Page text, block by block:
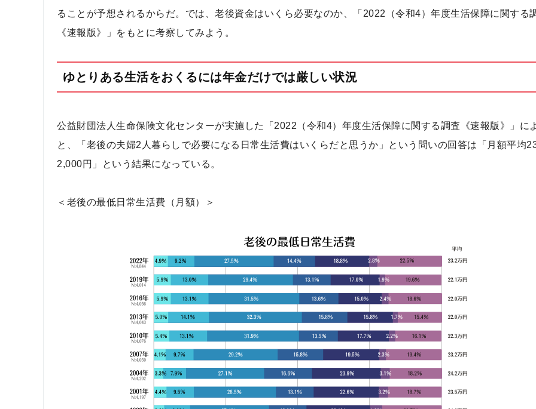
ることが予想されるからだ。では、老後資金はいくら必要なのか、「2022（令和4）年度生活保障に関する
《速報版》」をもとに考察してみよう。
ゆとりある生活をおくるには年金だけでは厳しい状況
公益財団法人生命保険文化センターが実施した「2022（令和4）年度生活保障に関する調査《速報版》」に
と、「老後の夫婦2人暮らしで必要になる日常生活費はいくらだと思うか」という問いの回答は「月額平均
2,000円」という結果になっている。
＜老後の最低日常生活費（月額）＞